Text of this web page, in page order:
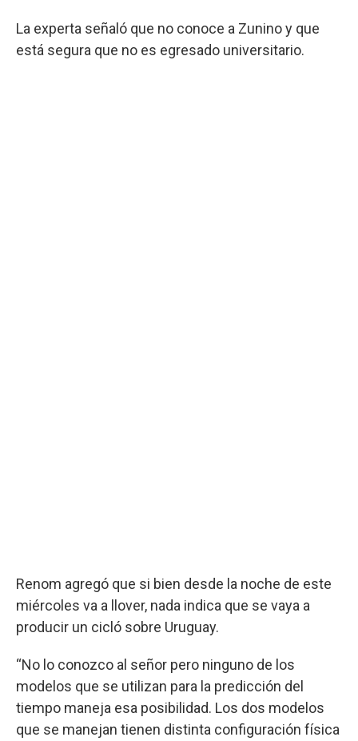
La experta señaló que no conoce a Zunino y que
está segura que no es egresado universitario.
Renom agregó que si bien desde la noche de este
miércoles va a llover, nada indica que se vaya a
producir un cicló sobre Uruguay.
“No lo conozco al señor pero ninguno de los
modelos que se utilizan para la predicción del
tiempo maneja esa posibilidad. Los dos modelos
que se manejan tienen distinta configuración física